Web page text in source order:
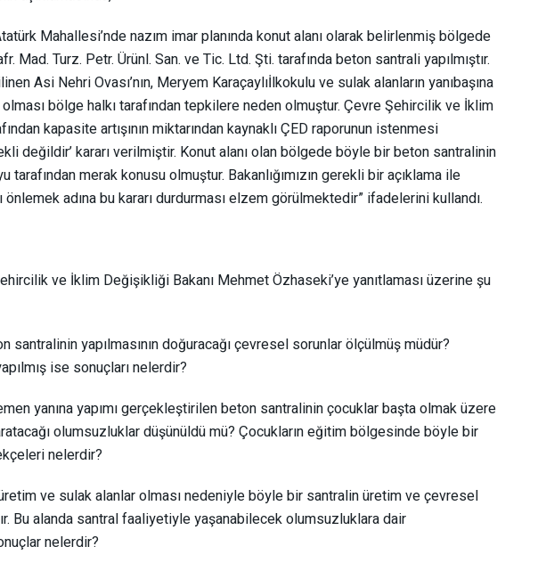
Mahallesi’nde nazım imar planında konut alanı olarak belirlenmiş bölgede
Mad. Turz. Petr. Ürünl. San. ve Tic. Ltd. Şti. tarafında beton santrali yapılmıştır.
Asi Nehri Ovası’nın, Meryem Karaçaylıİlkokulu ve sulak alanların yanıbaşına
bölge halkı tarafından tepkilere neden olmuştur. Çevre Şehircilik ve İklim
kapasite artışının miktarından kaynaklı ÇED raporunun istenmesi
değildir’ kararı verilmiştir. Konut alanı olan bölgede böyle bir beton santralinin
tarafından merak konusu olmuştur. Bakanlığımızın gerekli bir açıklama ile
önlemek adına bu kararı durdurması elzem görülmektedir” ifadelerini kullandı.
ve İklim Değişikliği Bakanı Mehmet Özhaseki’ye yanıtlaması üzerine şu
santralinin yapılmasının doğuracağı çevresel sorunlar ölçülmüş müdür?
ise sonuçları nelerdir?
yanına yapımı gerçekleştirilen beton santralinin çocuklar başta olmak üzere
olumsuzluklar düşünüldü mü? Çocukların eğitim bölgesinde böyle bir
nelerdir?
ve sulak alanlar olması nedeniyle böyle bir santralin üretim ve çevresel
Bu alanda santral faaliyetiyle yaşanabilecek olumsuzluklara dair
nelerdir?